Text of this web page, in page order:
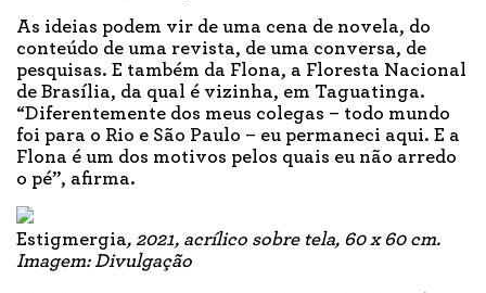
As ideias podem vir de uma cena de novela, do
conteúdo de uma revista, de uma conversa, de
pesquisas. E também da Flona, a Floresta Nacional
de Brasília, da qual é vizinha, em Taguatinga.
“Diferentemente dos meus colegas – todo mundo
foi para o Rio e São Paulo – eu permaneci aqui. E a
Flona é um dos motivos pelos quais eu não arredo
o pé”, afirma.
Estigmergia, 2021, acrílico sobre tela, 60 x 60 cm.
Imagem: Divulgação